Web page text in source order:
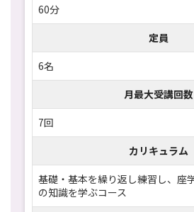
60分
定員
6名
月最大受講回数
7回
カリキュラム
基礎・基本を繰り返し練習し、座
の知識を学ぶコース